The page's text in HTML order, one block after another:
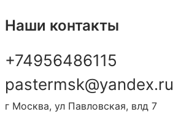
Наши контакты
+74956486115
pastermsk@yandex.ru
г Москва, ул Павловская, влд 7